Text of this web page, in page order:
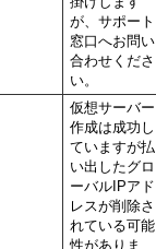
が、サポート
窓口へお問い
合わせくださ
い。
仮想サーバー
作成は成功し
ていますが払
い出したグロ
ーバルIPアド
レスが削除さ
れている可能
性がありま